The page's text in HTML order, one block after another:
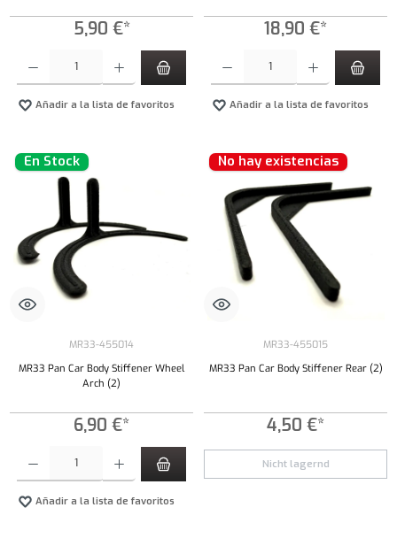
5,90 €*
Añadir a la lista de favoritos
18,90 €*
Añadir a la lista de favoritos
En Stock
MR33-455014
MR33 Pan Car Body Stiffener Wheel
Arch (2)
6,90 €*
Cantidad del producto: introduce la cantidad deseada o usa los botones para aumentar o
Añadir a la lista de favoritos
No hay existencias
MR33-455015
MR33 Pan Car Body Stiffener Rear (2)
4,50 €*
Nicht lagernd